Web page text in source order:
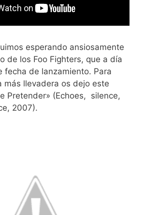
esperando ansiosamente
de los Foo Fighters, que a día
fecha de lanzamiento. Para
más llevadera os dejo este
Pretender» (Echoes, silence,
2007).